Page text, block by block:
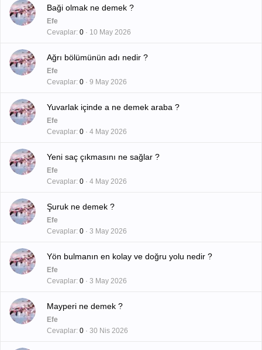
Baği olmak ne demek ?
Efe
Cevaplar 0 10 May 2026
Ağrı bölümünün adı nedir ?
Efe
Cevaplar 0 9 May 2026
Yuvarlak içinde a ne demek araba ?
Efe
Cevaplar 0 4 May 2026
Yeni saç çıkmasını ne sağlar ?
Efe
Cevaplar 0 4 May 2026
Şuruk ne demek ?
Efe
Cevaplar 0 3 May 2026
Yön bulmanın en kolay ve doğru yolu nedir ?
Efe
Cevaplar 0 3 May 2026
Mayperi ne demek ?
Efe
Cevaplar 0 30 Nis 2026